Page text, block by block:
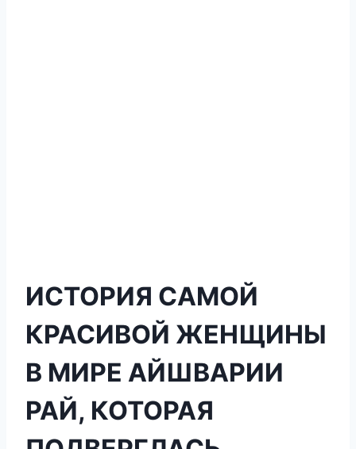
ИСТОРИЯ САМОЙ
КРАСИВОЙ ЖЕНЩИНЫ
В МИРЕ АЙШВАРИИ
РАЙ, КОТОРАЯ